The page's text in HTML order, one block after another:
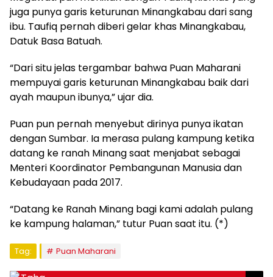
juga punya garis keturunan Minangkabau dari sang
ibu. Taufiq pernah diberi gelar khas Minangkabau,
Datuk Basa Batuah.
“Dari situ jelas tergambar bahwa Puan Maharani
mempuyai garis keturunan Minangkabau baik dari
ayah maupun ibunya,” ujar dia.
Puan pun pernah menyebut dirinya punya ikatan
dengan Sumbar. Ia merasa pulang kampung ketika
datang ke ranah Minang saat menjabat sebagai
Menteri Koordinator Pembangunan Manusia dan
Kebudayaan pada 2017.
“Datang ke Ranah Minang bagi kami adalah pulang
ke kampung halaman,” tutur Puan saat itu. (*)
Tag: Puan Maharani